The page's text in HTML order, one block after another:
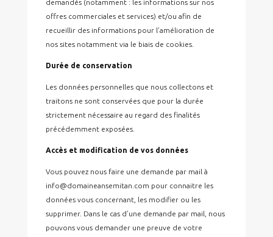
demandés (notamment : les informations sur nos
offres commerciales et services) et/ou afin de
recueillir des informations pour l’amélioration de
nos sites notamment via le biais de cookies.
Durée de conservation
​Les données personnelles que nous collectons et
traitons ne sont conservées que pour la durée
strictement nécessaire au regard des finalités
précédemment exposées.
Accès et modification de vos données
Vous pouvez nous faire une demande par mail à
info@domaineansemitan.com pour connaitre les
données vous concernant, les modifier ou les
supprimer. Dans le cas d’une demande par mail, nous
pouvons vous demander une preuve de votre